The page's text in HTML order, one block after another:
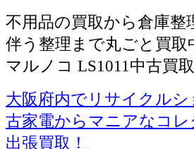
不用品の買取から倉庫整
伴う整理まで丸ごと買取
マルノコ LS1011中古買
大阪府内でリサイクル
古家電からマニアなコ
出張買取！